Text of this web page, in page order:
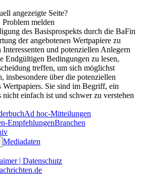
angezeigte Seite?
Problem melden
des Basisprospekts durch die BaFin
der angebotenen Wertpapiere zu
und potenziellen Anlegern
Endgültigen Bedingungen zu lesen,
treffen, um sich möglichst
insbesondere über die potenziellen
Wertpapiers. Sie sind im Begriff, ein
einfach ist und schwer zu verstehen
Ad hoc-Mitteilungen
EmpfehlungenBranchen
Mediadaten
| Datenschutz